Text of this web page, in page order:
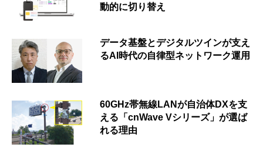
動的に切り替え
データ基盤とデジタルツインが支え
るAI時代の自律型ネットワーク運用
60GHz帯無線LANが自治体DXを支
える「cnWave Vシリーズ」が選ば
れる理由